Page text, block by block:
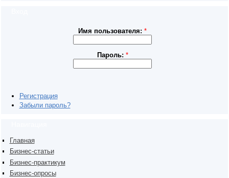
Имя пользователя:*
Пароль: *
Регистрация
Забыли пароль?
Главная
Бизнес-статьи
Бизнес-практикум
Бизнес-опросы